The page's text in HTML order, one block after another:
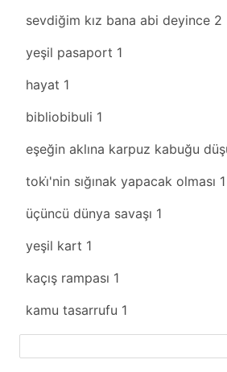
sevdiğim kız bana abi deyince 2
yeşil pasaport 1
hayat 1
bibliobibuli 1
eşeğin aklına karpuz kabuğu
toki̇'nin sığınak yapacak olması 1
üçüncü dünya savaşı 1
yeşil kart 1
kaçış rampası 1
kamu tasarrufu 1